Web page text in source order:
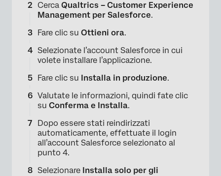
Cerca Qualtrics – Customer Experience
Management per Salesforce.
Fare clic su Ottieni ora.
Selezionate l’account Salesforce in cui
volete installare l’applicazione.
Fare clic su Installa in produzione.
Valutate le informazioni, quindi fate clic
su Conferma e Installa.
Dopo essere stati reindirizzati
automaticamente, effettuate il login
all’account Salesforce selezionato al
punto 4.
Selezionare Installa solo per gli